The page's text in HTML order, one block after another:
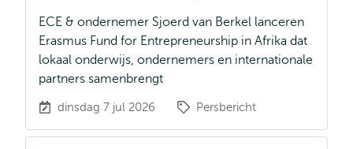
ECE & ondernemer Sjoerd van Berkel lanceren
Erasmus Fund for Entrepreneurship in Afrika dat
lokaal onderwijs, ondernemers en internationale
partners samenbrengt
dinsdag 7 jul 2026 Persbericht